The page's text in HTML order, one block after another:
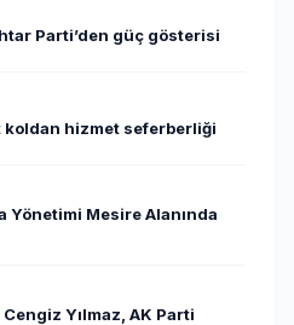
Parti’den güç gösterisi
koldan hizmet seferberliği
Yönetimi Mesire Alanında
Cengiz Yılmaz, AK Parti